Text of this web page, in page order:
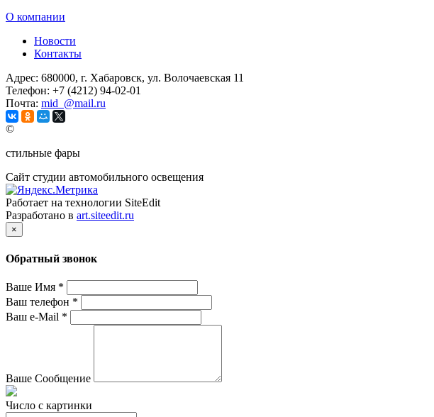
О компании
Новости
Контакты
Адрес: 680000, г. Хабаровск, ул. Волочаевская 11
Телефон: +7 (4212) 94-02-01
Почта: mid_@mail.ru
©
стильные фары
Сайт студии автомобильного освещения
Работает на технологии SiteEdit
Разработано в art.siteedit.ru
×
Обратный звонок
Ваше Имя *
Ваш телефон *
Ваш e-Mail *
Ваше Сообщение
Число с картинки